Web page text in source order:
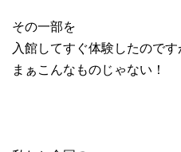
その一部を
入館してすぐ体験したので
まぁこんなものじゃない！